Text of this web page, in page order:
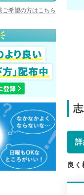
ご希望の方はこちら
良